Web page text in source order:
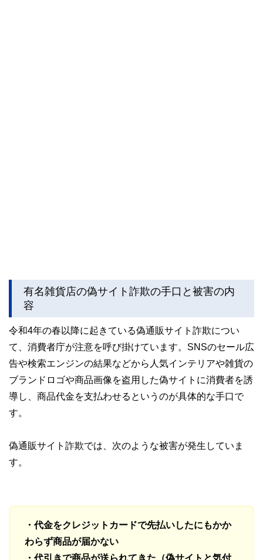
有名雑貨店の偽サイト詐欺の手口と被害の内
容
令和4年の春以降に起きている偽通販サイト詐欺につい
て、消費者庁が注意を呼び掛けています。SNSのセール広
告や検索エンジンの結果などから人気インテリアや雑貨の
ブランドロゴや商品画像を盗用した偽サイトに消費者を誘
導し、商品代金を支払わせるというのが具体的な手口で
す。
偽通販サイト詐欺では、次のような被害が発生していま
す。
・代金をクレジットカードで先払いしたにもかか
わらず商品が届かない
・代引きで商品が送られてきた（偽サイトと気付